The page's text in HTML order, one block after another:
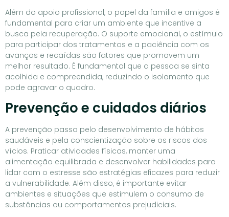
Além do apoio profissional, o papel da família e amigos é
fundamental para criar um ambiente que incentive a
busca pela recuperação. O suporte emocional, o estímulo
para participar dos tratamentos e a paciência com os
avanços e recaídas são fatores que promovem um
melhor resultado. É fundamental que a pessoa se sinta
acolhida e compreendida, reduzindo o isolamento que
pode agravar o quadro.
Prevenção e cuidados diários
A prevenção passa pelo desenvolvimento de hábitos
saudáveis e pela conscientização sobre os riscos dos
vícios. Praticar atividades físicas, manter uma
alimentação equilibrada e desenvolver habilidades para
lidar com o estresse são estratégias eficazes para reduzir
a vulnerabilidade. Além disso, é importante evitar
ambientes e situações que estimulem o consumo de
substâncias ou comportamentos prejudiciais.